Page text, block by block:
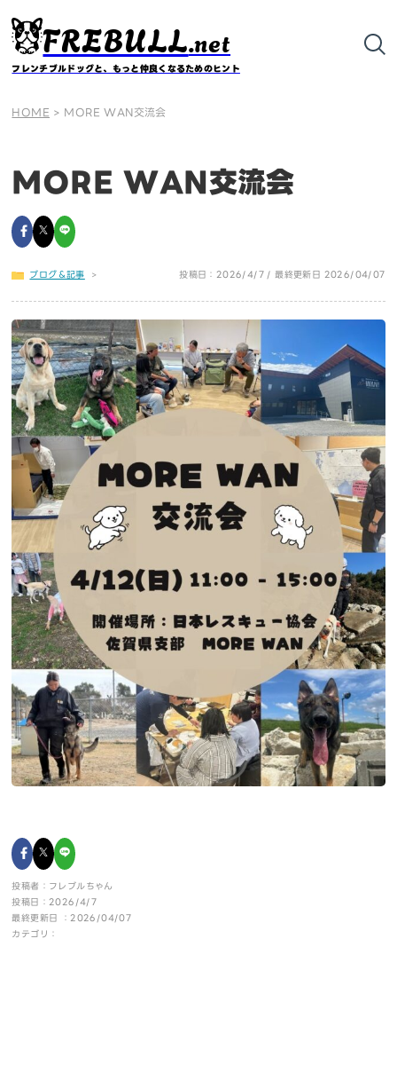
FREBULL.net
フレンチブルドッグと、もっと仲良くなるためのヒント
HOME > MORE WAN交流会
MORE WAN交流会
ブログ＆記事 > 投稿日：2026/4/7 / 最終更新日 2026/04/07
投稿者：フレブルちゃん
投稿日：2026/4/7
最終更新日 ：2026/04/07
カテゴリ：